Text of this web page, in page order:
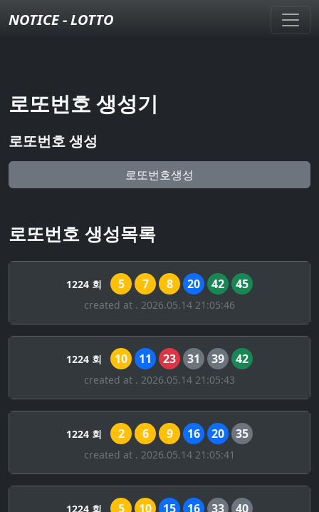
NOTICE - LOTTO
로또번호 생성기
로또번호 생성
로또번호생성
로또번호 생성목록
1224 회 5 7 8 20 42 45
created at . 2026.05.14 21:05:46
1224 회 10 11 23 31 39 42
created at . 2026.05.14 21:05:43
1224 회 2 6 9 16 20 35
created at . 2026.05.14 21:05:41
1224 회 5 10 15 16 33 40